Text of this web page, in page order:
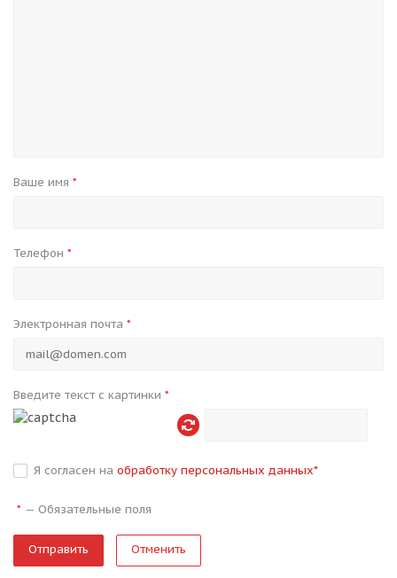
Ваше имя *
Телефон *
Электронная почта *
Введите текст с картинки *
Я согласен на обработку персональных данных*
* — Обязательные поля
Отменить